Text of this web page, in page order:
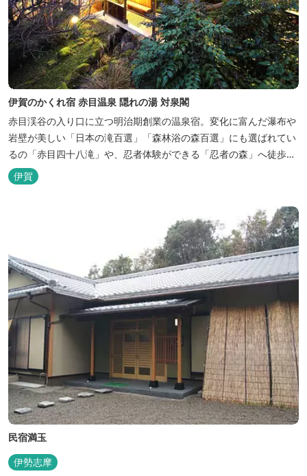
伊賀のかくれ宿 赤目温泉 隠れの湯 対泉閣
赤目渓谷の入り口に立つ明治期創業の温泉宿。変化に富んだ瀑布や
岩壁が美しい「日本の滝百選」「森林浴の森百選」にも選ばれてい
るの「赤目四十八滝」や、忍者体験ができる「忍者の森」へ徒歩５
分と観光にも好立地です。 地下１０００メートルから湧くアルカリ
性単純温泉はしっとり滑らかな肌触りで美肌効果も期待できます。
地元のスギ材を用いた大浴場は、泡風呂を備えた「上忍の湯」、打
伊賀
民宿満玉
伊勢志摩